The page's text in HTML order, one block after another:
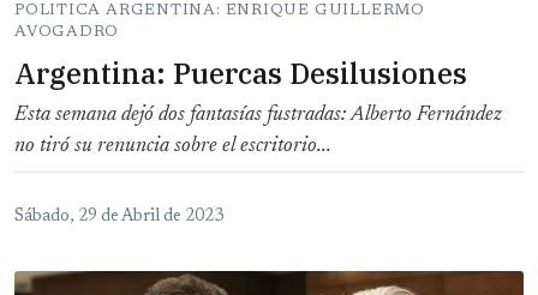
POLITICA ARGENTINA: ENRIQUE GUILLERMO
AVOGADRO
Argentina: Puercas Desilusiones
Esta semana dejó dos fantasías fustradas: Alberto Fernández
no tiró su renuncia sobre el escritorio...
Sábado, 29 de Abril de 2023